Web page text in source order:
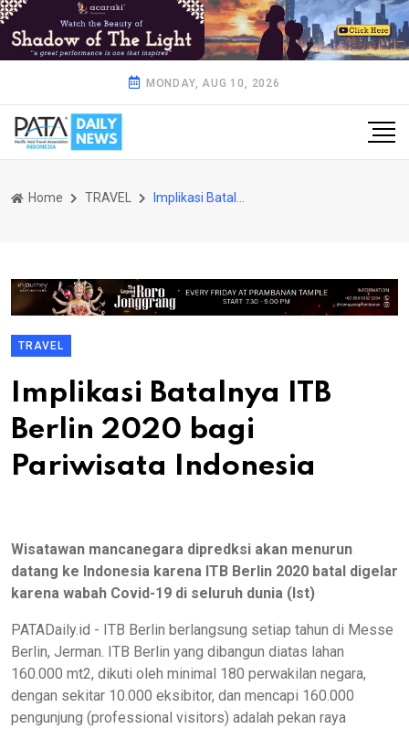
MONDAY, AUG 10, 2026
Home TRAVEL Implikasi Batalnya ITB Berlin 2020 bagi Pariwisata Indonesia
TRAVEL
Implikasi Batalnya ITB
Berlin 2020 bagi
Pariwisata Indonesia
Wisatawan mancanegara dipredksi akan menurun
datang ke Indonesia karena ITB Berlin 2020 batal digelar
karena wabah Covid-19 di seluruh dunia (Ist)
PATADaily.id - ITB Berlin berlangsung setiap tahun di Messe
Berlin, Jerman. ITB Berlin yang dibangun diatas lahan
160.000 mt2, dikuti oleh minimal 180 perwakilan negara,
dengan sekitar 10.000 eksibitor, dan mencapi 160.000
pengunjung (professional visitors) adalah pekan raya